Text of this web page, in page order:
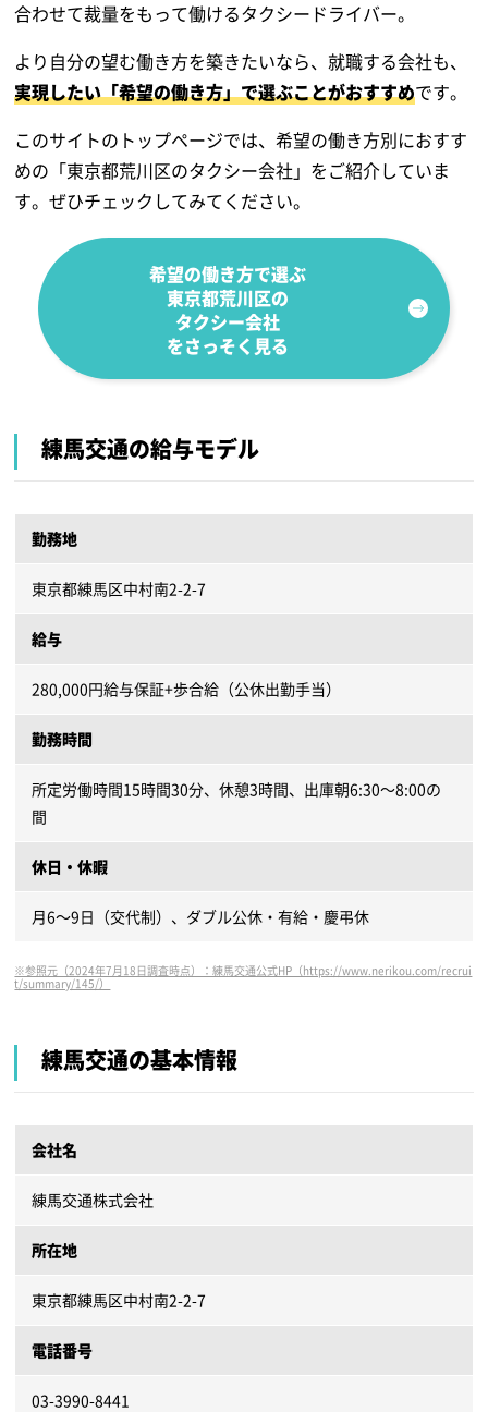
合わせて裁量をもって働けるタクシードライバー。
より自分の望む働き方を築きたいなら、就職する会社も、
実現したい「希望の働き方」で選ぶことがおすすめです。
このサイトのトップページでは、希望の働き方別におすす
めの「東京都荒川区のタクシー会社」をご紹介していま
す。ぜひチェックしてみてください。
希望の働き方で選ぶ
東京都荒川区の
タクシー会社
をさっそく見る
練馬交通の給与モデル
勤務地
東京都練馬区中村南2-2-7
給与
280,000円給与保証+歩合給（公休出勤手当）
勤務時間
所定労働時間15時間30分、休憩3時間、出庫朝6:30～8:00の
間
休日・休暇
月6～9日（交代制）、ダブル公休・有給・慶弔休
※参照元（2024年7月18日調査時点）：練馬交通公式HP（https://www.nerikou.com/recrui
t/summary/145/）
練馬交通の基本情報
会社名
練馬交通株式会社
所在地
東京都練馬区中村南2-2-7
電話番号
03-3990-8441